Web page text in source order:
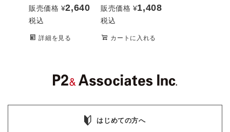
販売価格 ¥2,640
税込
詳細を見る
販売価格 ¥1,408
税込
カートに入れる
はじめての方へ